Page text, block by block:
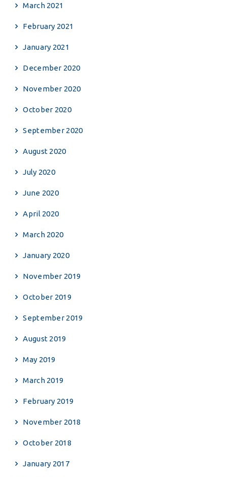
March 2021
February 2021
January 2021
December 2020
November 2020
October 2020
September 2020
August 2020
July 2020
June 2020
April 2020
March 2020
January 2020
November 2019
October 2019
September 2019
August 2019
May 2019
March 2019
February 2019
November 2018
October 2018
January 2017